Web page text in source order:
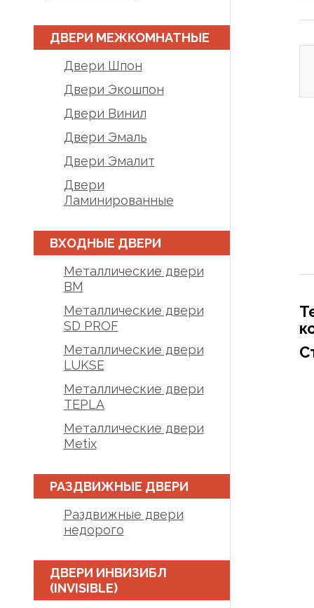
ДВЕРИ МЕЖКОМНАТНЫЕ
Двери Шпон
Двери Экошпон
Двери Винил
Двери Эмаль
Двери Эмалит
Двери
Ламинированные
ВХОДНЫЕ ДВЕРИ
Металлические двери
BM
Металлические двери
SD PROF
Металлические двери
LUKSE
Металлические двери
TEPLA
Металлические двери
Metix
РАЗДВИЖНЫЕ ДВЕРИ
Раздвижные двери
недорого
ДВЕРИ ИНВИЗИБЛ
(INVISIBLE)